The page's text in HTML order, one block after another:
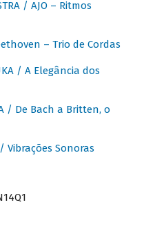
/ AJO – Ritmos
– Trio de Cordas
/ A Elegância dos
/ De Bach a Britten, o
Vibrações Sonoras